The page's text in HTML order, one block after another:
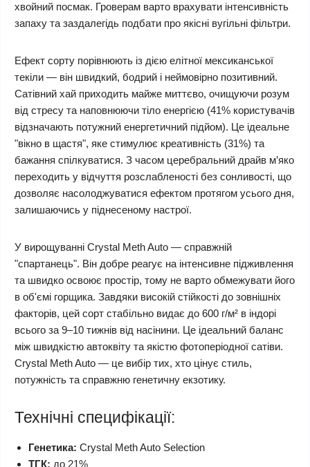
хвойний посмак. Гроверам варто врахувати інтенсивність
запаху та заздалегідь подбати про якісні вугільні фільтри.
Ефект сорту порівнюють із дією елітної мексиканської
текіли — він швидкий, бодрий і неймовірно позитивний.
Сатівний хай приходить майже миттєво, очищуючи розум
від стресу та наповнюючи тіло енергією (41% користувачів
відзначають потужний енергетичний підйом). Це ідеальне
"вікно в щастя", яке стимулює креативність (31%) та
бажання спілкуватися. З часом церебральний драйв м’яко
переходить у відчуття розслабленості без сонливості, що
дозволяє насолоджуватися ефектом протягом усього дня,
залишаючись у піднесеному настрої.
У вирощуванні Crystal Meth Auto — справжній
"спартанець". Він добре реагує на інтенсивне підживлення
та швидко освоює простір, тому не варто обмежувати його
в об'ємі горщика. Завдяки високій стійкості до зовнішніх
факторів, цей сорт стабільно видає до 600 г/м² в індорі
всього за 9–10 тижнів від насінини. Це ідеальний баланс
між швидкістю автоквіту та якістю фотоперіодної сатіви.
Crystal Meth Auto — це вибір тих, хто цінує стиль,
потужність та справжню генетичну екзотику.
Технічні специфікації:
Генетика: Crystal Meth Auto Selection
ТГК: до 21%